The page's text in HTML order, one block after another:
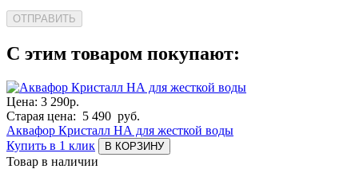
ОТПРАВИТЬ
С этим товаром покупают:
Цена: 3 290р.
Старая цена: 5 490 руб.
Аквафор Кристалл НА для жесткой воды
Купить в 1 клик
В КОРЗИНУ
Товар в наличии